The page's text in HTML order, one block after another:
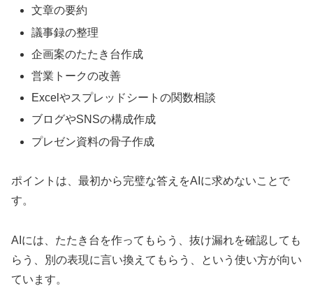
文章の要約
議事録の整理
企画案のたたき台作成
営業トークの改善
Excelやスプレッドシートの関数相談
ブログやSNSの構成作成
プレゼン資料の骨子作成
ポイントは、最初から完璧な答えをAIに求めないことで
す。
AIには、たたき台を作ってもらう、抜け漏れを確認しても
らう、別の表現に言い換えてもらう、という使い方が向い
ています。